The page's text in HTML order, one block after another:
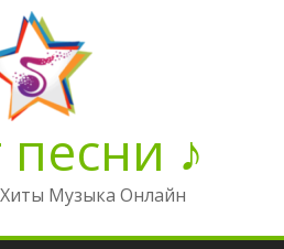
песни ♪
Музыка Онлайн